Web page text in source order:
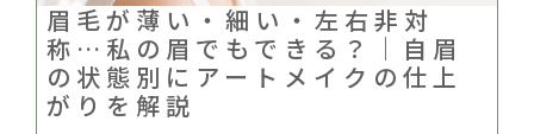
眉毛が薄い・細い・左右非対
称…私の眉でもできる？｜自眉
の状態別にアートメイクの仕上
がりを解説